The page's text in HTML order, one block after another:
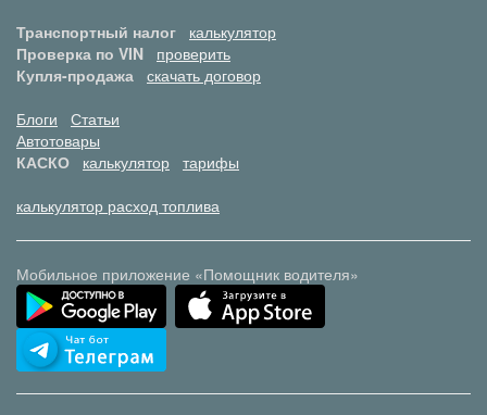
Транспортный налог
калькулятор
Проверка по VIN
проверить
Купля-продажа скачать договор
Блоги
Статьи
Автотовары
КАСКО
калькулятор тарифы
калькулятор расход топлива
Мобильное приложение «Помощник водителя»